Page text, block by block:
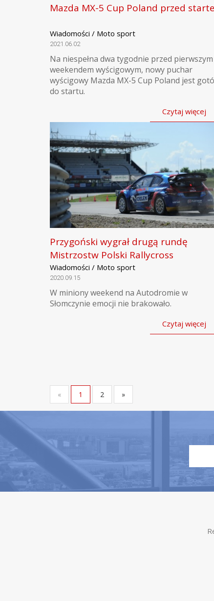
Mazda MX-5 Cup Poland przed
Wiadomości / Moto sport
2021.06.02
Na niespełna dwa tygodnie przed pierwszym
weekendem wyścigowym, nowy puchar
wyścigowy Mazda MX-5 Cup Poland jest
do startu.
Czytaj więcej
Przygoński wygrał drugą rundę
Mistrzostw Polski Rallycross
Wiadomości / Moto sport
2020.09.15
W miniony weekend na Autodromie w
Słomczynie emocji nie brakowało.
Czytaj więcej
« 1 2 »